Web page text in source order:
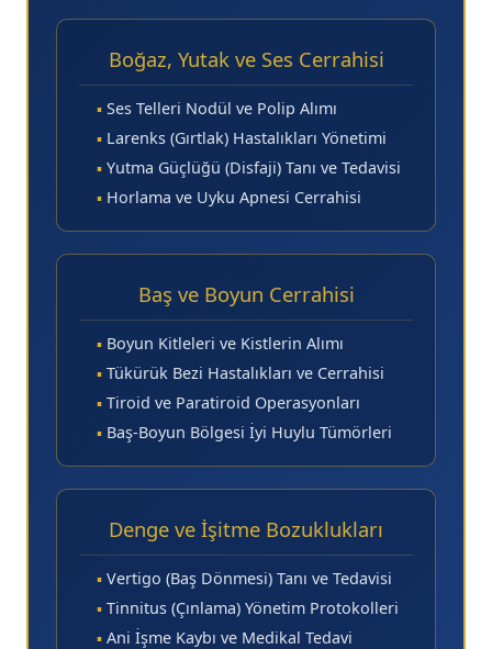
Boğaz, Yutak ve Ses Cerrahisi
▪ Ses Telleri Nodül ve Polip Alımı
▪ Larenks (Gırtlak) Hastalıkları Yönetimi
▪ Yutma Güçlüğü (Disfaji) Tanı ve Tedavisi
▪ Horlama ve Uyku Apnesi Cerrahisi
Baş ve Boyun Cerrahisi
▪ Boyun Kitleleri ve Kistlerin Alımı
▪ Tükürük Bezi Hastalıkları ve Cerrahisi
▪ Tiroid ve Paratiroid Operasyonları
▪ Baş-Boyun Bölgesi İyi Huylu Tümörleri
Denge ve İşitme Bozuklukları
▪ Vertigo (Baş Dönmesi) Tanı ve Tedavisi
▪ Tinnitus (Çınlama) Yönetim Protokolleri
▪ Ani İşme Kaybı ve Medikal Tedavi